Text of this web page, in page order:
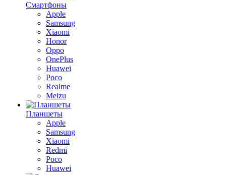
Смартфоны
Apple
Samsung
Xiaomi
Honor
Oppo
OnePlus
Huawei
Poco
Realme
Meizu
Планшеты
Apple
Samsung
Xiaomi
Redmi
Poco
Huawei